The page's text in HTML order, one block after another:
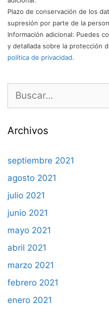
Plazo de conservación de los
supresión por parte de la
Información adicional: Puedes
y detallada sobre la protección
política de privacidad.
Buscar:
Archivos
septiembre 2021
agosto 2021
julio 2021
junio 2021
mayo 2021
abril 2021
marzo 2021
febrero 2021
enero 2021